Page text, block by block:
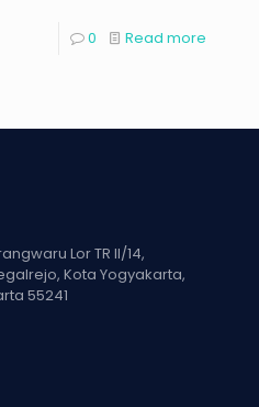
0 Read more
Lor TR II/14,
Kota Yogyakarta,
55241